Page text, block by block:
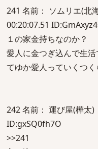
241 名前： ソムリエ(北
00:20:07.51
１の家金持ちなのか？
愛人に金つぎ込んで生
てゆか愛人っていくつく
242 名前： 運び屋(樺太
ID:gxSQ0fh7O
>>241